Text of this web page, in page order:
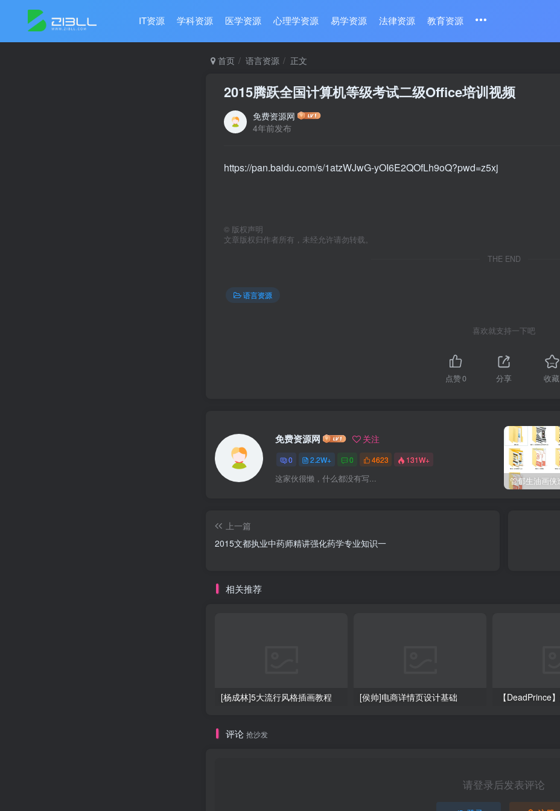
IT资源 学科资源 医学资源 心理学资源 易学资源 法律资源 教育资源
首页 语言资源 正文
2015腾跃全国计算机等级考试二级Office培训视频
免费资源网
4年前发布
https://pan.baidu.com/s/1atzWJwG-yOI6E2QOfLh9oQ?pwd=z5xj
© 版权声明
文章版权归作者所有，未经允许请勿转载。
THE END
语言资源
喜欢就支持一下吧
点赞0 分享 收藏
免费资源网 关注
0 2.2W+ 0 4623 131W+
这家伙很懒，什么都没有写...
上一篇
2015文都执业中药师精讲强化药学专业知识一
相关推荐
[杨成林]5大流行风格插画教程 [侯帅]电商详情页设计基础
评论 抢沙发
请登录后发表评论